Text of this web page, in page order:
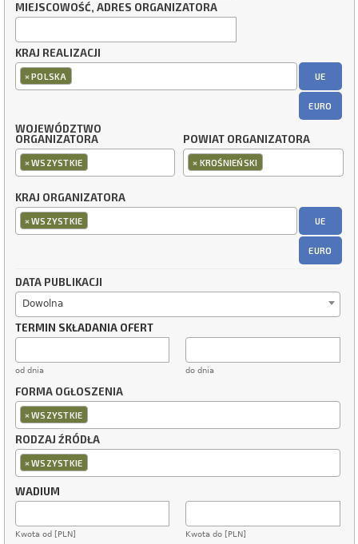
MIEJSCOWOŚĆ, ADRES ORGANIZATORA
KRAJ REALIZACJI
×POLSKA UE
EURO
WOJEWÓDZTWO
ORGANIZATORA
×WSZYSTKIE
POWIAT ORGANIZATORA
× KROŚNIEŃSKI
KRAJ ORGANIZATORA
×WSZYSTKIE UE
EURO
DATA PUBLIKACJI
Dowolna
TERMIN SKŁADANIA OFERT
od dnia do dnia
FORMA OGŁOSZENIA
×WSZYSTKIE
RODZAJ ŹRÓDŁA
×WSZYSTKIE
WADIUM
Kwota od [PLN] Kwota do [PLN]